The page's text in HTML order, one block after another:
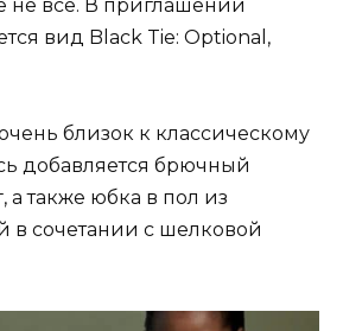
не все. В приглашении
вид Black Tie: Optional,
близок к классическому
добавляется брючный
а также юбка в пол из
в сочетании с шелковой